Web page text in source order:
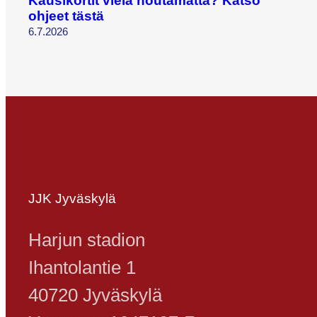
ohjeet tästä
6.7.2026
JJK Jyväskylä
Harjun stadion
Ihantolantie 1
40720 Jyväskylä